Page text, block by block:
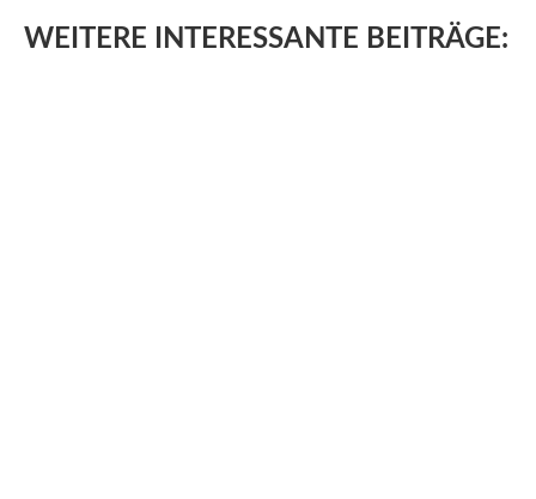
WEITERE INTERESSANTE BEITRÄGE: